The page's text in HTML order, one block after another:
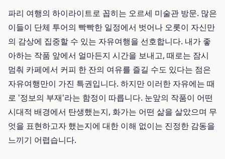
파리 여행의 하이라이트로 꼽히는 오르세 미술관 방문. 많은
이들이 단체 투어의 빡빡한 일정에서 벗어나 오롯이 자신만
의 감상에 집중할 수 있는 자유여행을 선호합니다. 내가 좋
아하는 작품 앞에서 얼마든지 시간을 보내고, 때로는 잠시
멈춰 카페에서 커피 한 잔의 여유를 즐길 수도 있다는 점은
자유여행만이 가진 특권입니다. 하지만 이러한 자유에는 때
로 '정보의 부재'라는 함정이 따릅니다. 눈앞의 작품이 어떤
시대적 배경에서 탄생했는지, 화가는 어떤 삶을 살았으며 무
엇을 표현하고자 했는지에 대한 이해 없이는 진정한 감동을
느끼기 어렵습니다.